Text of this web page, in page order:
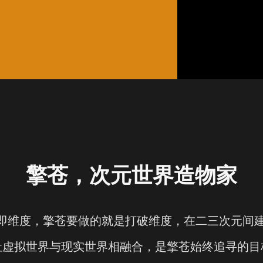
擎苍，次元世界造物家
维度，擎苍要做的就是打破维度，在二三次元间
虚拟世界与现实世界相融合，是擎苍始终追寻的目